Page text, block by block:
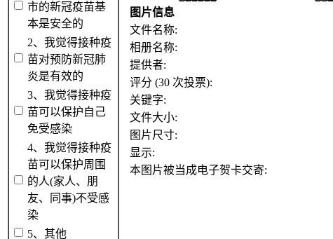
市的新冠疫苗基
本是安全的
2、我觉得接种疫
苗对预防新冠肺
炎是有效的
3、我觉得接种疫
苗可以保护自己
免受感染
4、我觉得接种疫
苗可以保护周围
的人(家人、朋
友、同事)不受感
染
5、其他
图片信息
文件名称:
相册名称:
提供者:
评分 (30 次投票):
关键字:
文件大小:
图片尺寸:
显示:
本图片被当成电子贺卡交寄: